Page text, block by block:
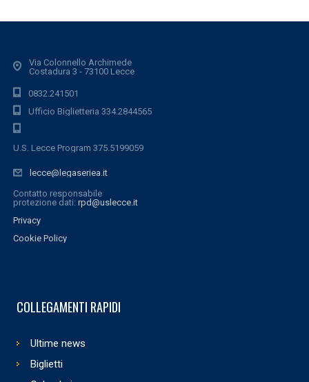
Via Colonnello Archimede
Costadura 3 - 73100 Lecce
0832.241501
Ufficio Biglietteria 334.2844565
U.S. Lecce Program 375.5199059
lecce@legaseriea.it
Contatto responsabile
protezione dati: rpd@uslecce.it
Privacy
Cookie Policy
COLLEGAMENTI RAPIDI
Ultime news
Biglietti